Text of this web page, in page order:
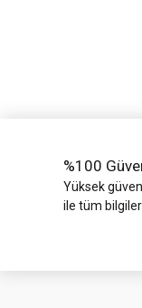
%100
Yüksek
ile tüm